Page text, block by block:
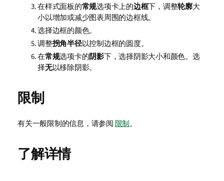
在样式面板的常规选项卡上的边框下，调整轮廓大
小以增加或减少图表周围的边框线。
选择边框的颜色。
调整拐角半径以控制边框的圆度。
在常规选项卡的阴影下，选择阴影大小和颜色。选
择无以移除阴影。
限制
有关一般限制的信息，请参阅 限制。
了解详情